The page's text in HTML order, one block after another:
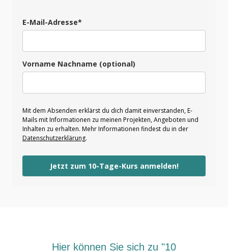
E-Mail-Adresse*
Vorname Nachname (optional)
Mit dem Absenden erklärst du dich damit einverstanden, E-
Mails mit Informationen zu meinen Projekten, Angeboten und
Inhalten zu erhalten. Mehr Informationen findest du in der
Datenschutzerklärung.
Jetzt zum 10-Tage-Kurs anmelden!
Hier können Sie sich zu "10